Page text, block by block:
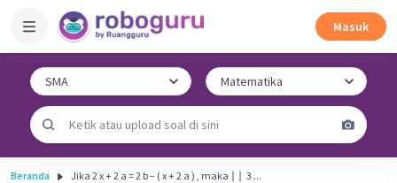
Masuk
Beranda Jika 2 x + 2 a = 2 b − ( x + 2 a ) , maka ∣ ∣ ​ 3 ...